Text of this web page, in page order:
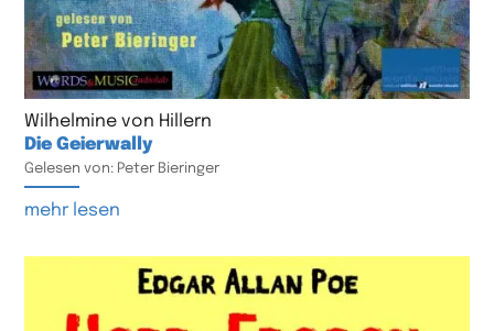
Wilhelmine von Hillern
Die Geierwally
Gelesen von: Peter Bieringer
mehr lesen